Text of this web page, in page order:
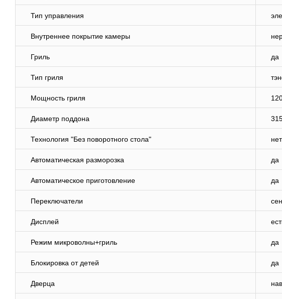
Тип управления
Внутреннее покрытие камеры
Гриль да
Тип гриля
Мощность гриля
Диаметр поддона
Технология "Без поворотного стола" нет
Автоматическая разморозка да
Автоматическое приготовление да
Переключатели
Дисплей
Режим микроволны+гриль да
Блокировка от детей да
Дверца